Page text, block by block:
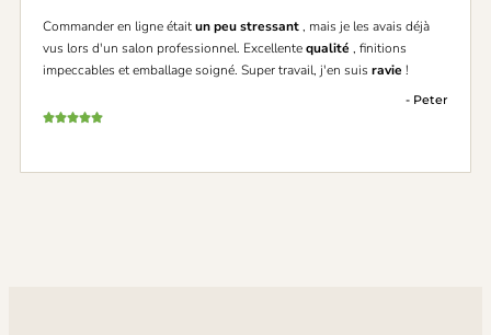
Commander en ligne étaitun peu stressant, mais je les avais déjà
vus lors d'un salon professionnel. Excellentequalité , finitions
impeccables et emballage soigné. Super travail, j'en suis ravie !
- Peter